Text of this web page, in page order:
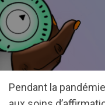
Pendant la